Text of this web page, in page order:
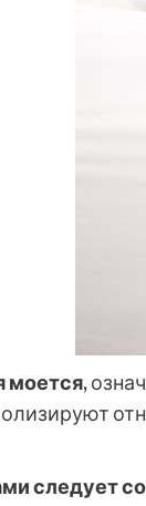
моется,
следует